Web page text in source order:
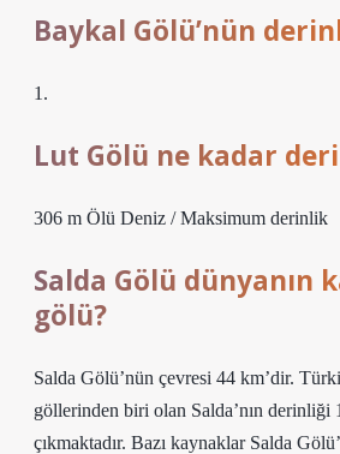
Baykal Gölü’nün
1.
Lut Gölü ne kadar
306 m Ölü Deniz / Maksimum derinlik
Salda Gölü dünyanın
gölü?
Salda Gölü’nün çevresi 44 km’dir.
göllerinden biri olan Salda’nın derinliği
çıkmaktadır. Bazı kaynaklar Salda